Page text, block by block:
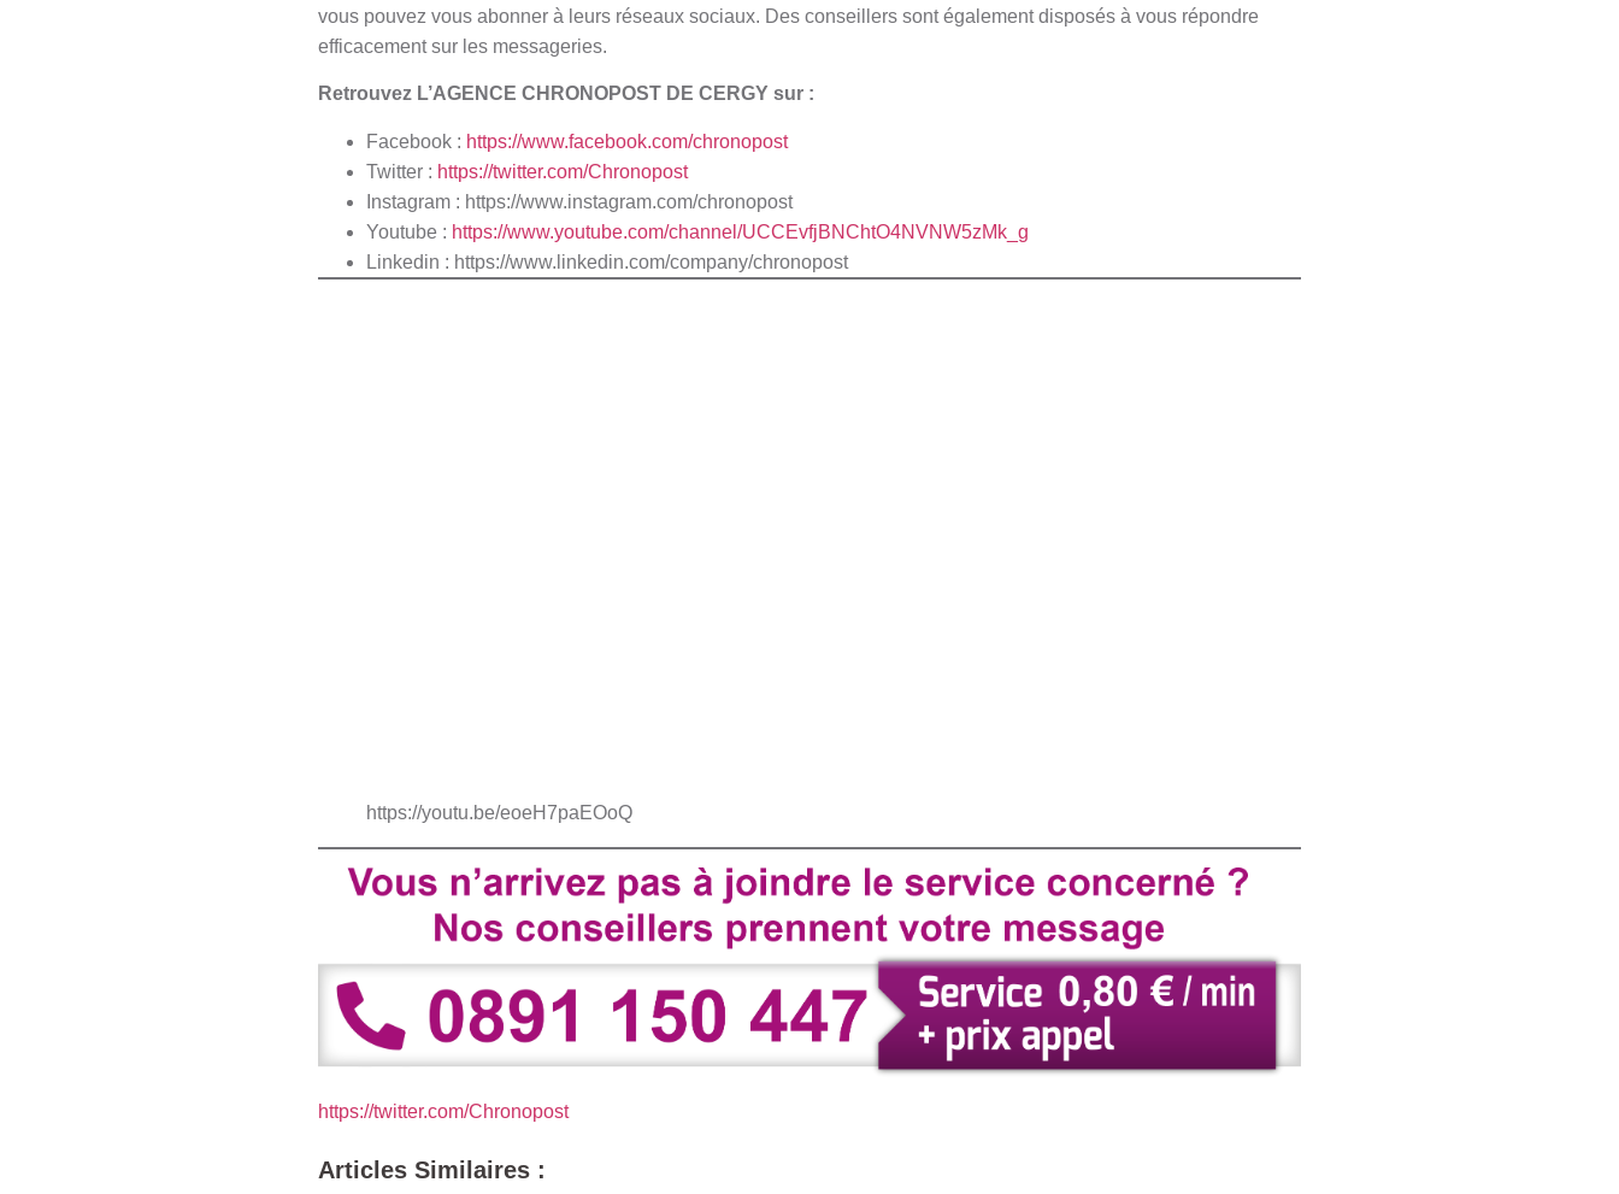
vous pouvez vous abonner à leurs réseaux sociaux. Des conseillers sont également disposés à vous répondre
efficacement sur les messageries.
Retrouvez L’AGENCE CHRONOPOST DE CERGY sur :
Facebook : https://www.facebook.com/chronopost
Twitter : https://twitter.com/Chronopost
Instagram : https://www.instagram.com/chronopost
Youtube : https://www.youtube.com/channel/UCCEvfjBNChtO4NVNW5zMk_g
Linkedin : https://www.linkedin.com/company/chronopost
https://youtu.be/eoeH7paEOoQ
https://twitter.com/Chronopost
Articles Similaires :